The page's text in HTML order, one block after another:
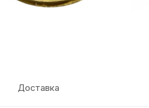
Доставка